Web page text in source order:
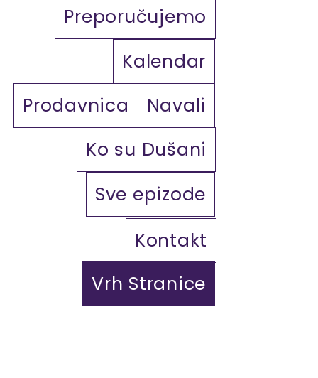
Preporučujemo
Kalendar
Prodavnica
Navali
Ko su Dušani
Sve epizode
Kontakt
Vrh Stranice